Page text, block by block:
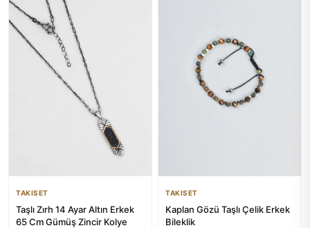
TAKISET
Taşlı Zırh 14 Ayar Altın Erkek
65 Cm Gümüş Zincir Kolye
TAKISET
Kaplan Gözü Taşlı Çelik Erkek
Bileklik